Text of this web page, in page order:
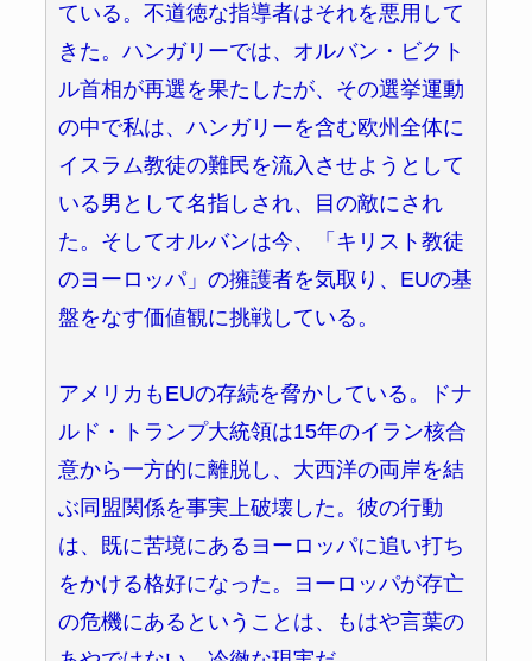
ている。不道徳な指導者はそれを悪用して
きた。ハンガリーでは、オルバン・ビクト
ル首相が再選を果たしたが、その選挙運動
の中で私は、ハンガリーを含む欧州全体に
イスラム教徒の難民を流入させようとして
いる男として名指しされ、目の敵にされ
た。そしてオルバンは今、「キリスト教徒
のヨーロッパ」の擁護者を気取り、EUの基
盤をなす価値観に挑戦している。
アメリカもEUの存続を脅かしている。ドナ
ルド・トランプ大統領は15年のイラン核合
意から一方的に離脱し、大西洋の両岸を結
ぶ同盟関係を事実上破壊した。彼の行動
は、既に苦境にあるヨーロッパに追い打ち
をかける格好になった。ヨーロッパが存亡
の危機にあるということは、もはや言葉の